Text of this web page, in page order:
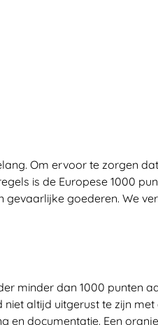
Om ervoor te zorgen
is de Europese 1000
goederen. We
minder dan 1000 punten
altijd uitgerust te zijn met
en documentatie. Een